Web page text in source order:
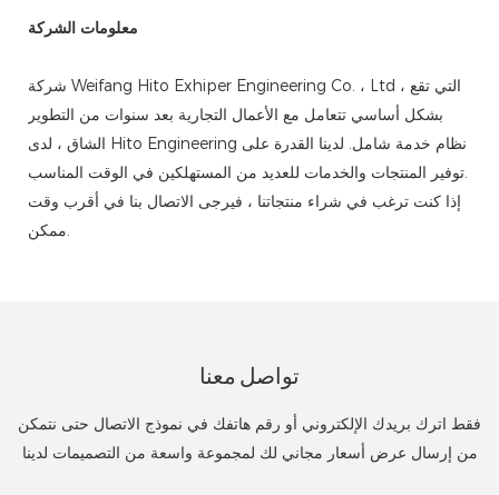
معلومات الشركة
شركة Weifang Hito Exhiper Engineering Co. ، Ltd ، التي تقع
بشكل أساسي تتعامل مع الأعمال التجارية بعد سنوات من التطوير
الشاق ، لدى Hito Engineering نظام خدمة شامل. لدينا القدرة على
توفير المنتجات والخدمات للعديد من المستهلكين في الوقت المناسب.
إذا كنت ترغب في شراء منتجاتنا ، فيرجى الاتصال بنا في أقرب وقت
ممكن.
تواصل معنا
فقط اترك بريدك الإلكتروني أو رقم هاتفك في نموذج الاتصال حتى نتمكن
من إرسال عرض أسعار مجاني لك لمجموعة واسعة من التصميمات لدينا